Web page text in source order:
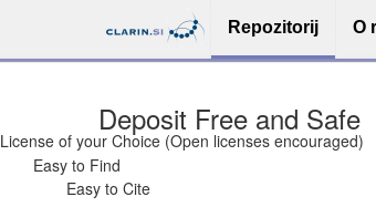
Repozitorij O
Deposit Free and Safe
License of your Choice (Open licenses encouraged)
Easy to Find
Easy to Cite